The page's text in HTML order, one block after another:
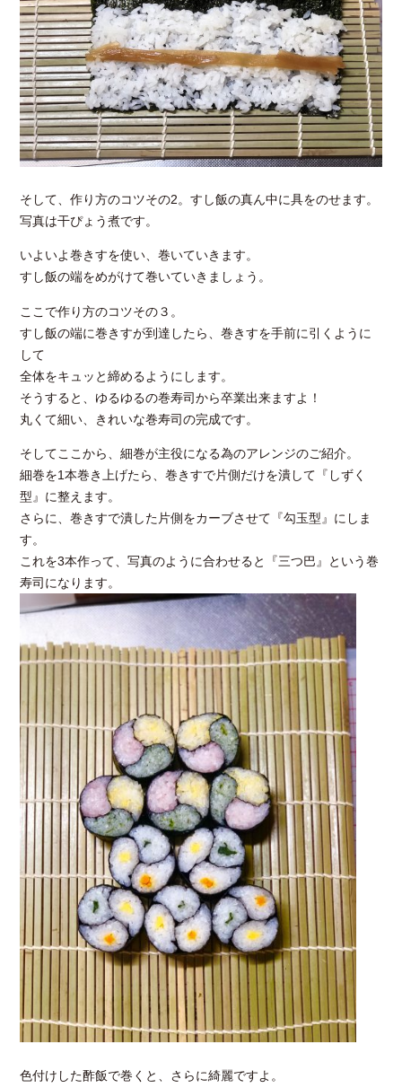
そして、作り方のコツその2。すし飯の真ん中に具をのせます。
写真は干ぴょう煮です。
いよいよ巻きすを使い、巻いていきます。
すし飯の端をめがけて巻いていきましょう。
ここで作り方のコツその３。
すし飯の端に巻きすが到達したら、巻きすを手前に引くように
して
全体をキュッと締めるようにします。
そうすると、ゆるゆるの巻寿司から卒業出来ますよ！
丸くて細い、きれいな巻寿司の完成です。
そしてここから、細巻が主役になる為のアレンジのご紹介。
細巻を1本巻き上げたら、巻きすで片側だけを潰して『しずく
型』に整えます。
さらに、巻きすで潰した片側をカーブさせて『勾玉型』にしま
す。
これを3本作って、写真のように合わせると『三つ巴』という巻
寿司になります。
色付けした酢飯で巻くと、さらに綺麗ですよ。